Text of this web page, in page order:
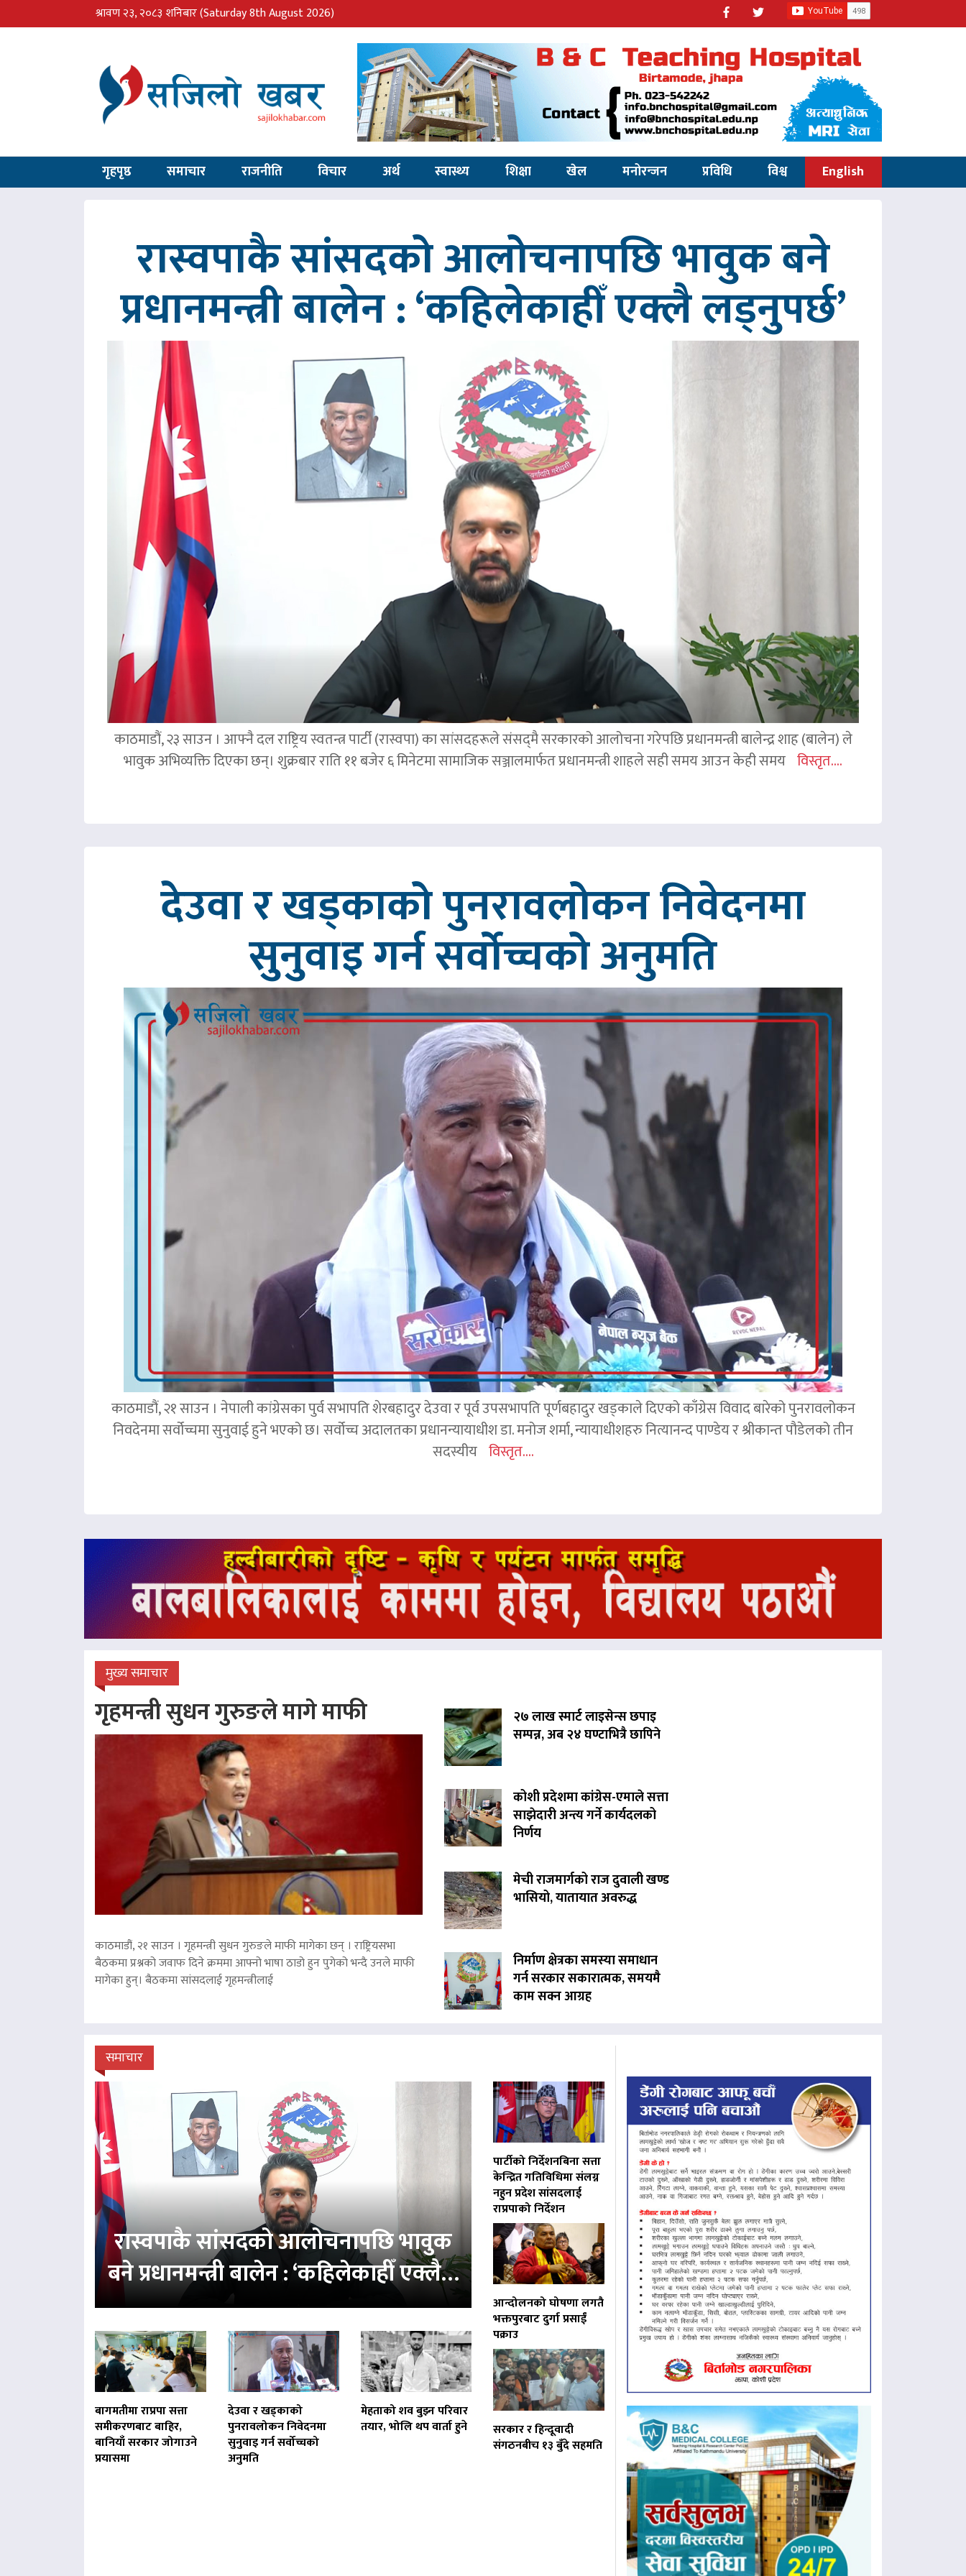
श्रावण २३, २०८३ शनिबार(Saturday 8th August 2026)
गृहपृष्ठ समाचार राजनीति विचार अर्थ स्वास्थ्य शिक्षा खेल मनोरन्जन प्रविधि विश्व English
रास्वपाकै सांसदको आलोचनापछि भावुक बने
प्रधानमन्त्री बालेन : ‘कहिलेकाहीँ एक्लै लड्नुपर्छ’
काठमाडौं, २३ साउन । आफ्नै दल राष्ट्रिय स्वतन्त्र पार्टी (रास्वपा) का सांसदहरूले संसद्‌मै सरकारको आलोचना गरेपछि प्रधानमन्त्री बालेन्द्र शाह (बालेन) ले
भावुक अभिव्यक्ति दिएका छन्। शुक्रबार राति ११ बजेर ६ मिनेटमा सामाजिक सञ्जालमार्फत प्रधानमन्त्री शाहले सही समय आउन केही समय विस्तृत....
देउवा र खड्काको पुनरावलोकन निवेदनमा
सुनुवाइ गर्न सर्वोच्चको अनुमति
काठमाडौं, २१ साउन । नेपाली कांग्रेसका पुर्व सभापति शेरबहादुर देउवा र पूर्व उपसभापति पूर्णबहादुर खड्काले दिएको काँग्रेस विवाद बारेको पुनरावलोकन
निवदेनमा सर्वोच्चमा सुनुवाई हुने भएको छ। सर्वोच्च अदालतका प्रधानन्यायाधीश डा. मनोज शर्मा, न्यायाधीशहरु नित्यानन्द पाण्डेय र श्रीकान्त पौडेलको तीन
सदस्यीय विस्तृत....
मुख्य समाचार
गृहमन्त्री सुधन गुरुङले मागे माफी
काठमाडौं, २१ साउन । गृहमन्त्री सुधन गुरुङले माफी मागेका छन् । राष्ट्रियसभा
बैठकमा प्रश्नको जवाफ दिने क्रममा आफ्नो भाषा ठाडो हुन पुगेको भन्दै उनले माफी
मागेका हुन्। बैठकमा सांसदलाई गृहमन्त्रीलाई
२७ लाख स्मार्ट लाइसेन्स छपाइ
सम्पन्न, अब २४ घण्टाभित्रै छापिने
कोशी प्रदेशमा कांग्रेस-एमाले सत्ता
साझेदारी अन्त्य गर्ने कार्यदलको
निर्णय
मेची राजमार्गको राज दुवाली खण्ड
भासियो, यातायात अवरुद्ध
निर्माण क्षेत्रका समस्या समाधान
गर्न सरकार सकारात्मक, समयमै
काम सक्न आग्रह
समाचार
रास्वपाकै सांसदको आलोचनापछि भावुक
बने प्रधानमन्त्री बालेन : ‘कहिलेकाहीँ एक्लै…
बागमतीमा राप्रपा सत्ता
समीकरणबाट बाहिर,
बानियाँ सरकार जोगाउने
प्रयासमा
देउवा र खड्काको
पुनरावलोकन निवेदनमा
सुनुवाइ गर्न सर्वोच्चको
अनुमति
मेहताको शव बुझ्न परिवार
तयार, भोलि थप वार्ता हुने
पार्टीको निर्देशनबिना सत्ता
केन्द्रित गतिविधिमा संलग्न
नहुन प्रदेश सांसदलाई
राप्रपाको निर्देशन
आन्दोलनको घोषणा लगतै
भक्तपुरबाट दुर्गा प्रसाईं
पक्राउ
सरकार र हिन्दूवादी
संगठनबीच १३ बुँदे सहमति